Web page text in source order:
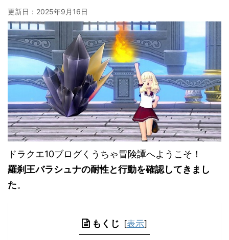
更新日： 2025年9月16日
ドラクエ10ブログくうちゃ冒険譚へようこそ！
羅刹王バラシュナの耐性と行動を確認してきまし
た。
もくじ [表示]